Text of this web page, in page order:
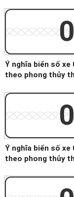
Ý nghĩa biển số xe
theo phong thủy
Ý nghĩa biển số xe
theo phong thủy